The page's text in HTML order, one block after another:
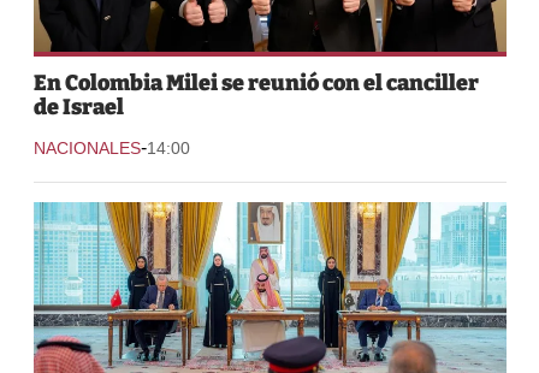
En Colombia Milei se reunió con el canciller
de Israel
NACIONALES-14:00